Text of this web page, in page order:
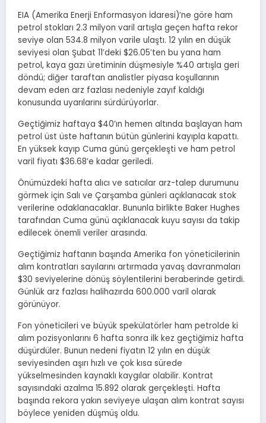
EIA (Amerika Enerji Enformasyon İdaresi)’ne göre ham
petrol stokları 2.3 milyon varil artışla geçen hafta rekor
seviye olan 534.8 milyon varile ulaştı. 12 yılın en düşük
seviyesi olan Şubat 11’deki $26.05’ten bu yana ham
petrol, kaya gazı üretiminin düşmesiyle %40 artışla geri
döndü; diğer taraftan analistler piyasa koşullarının
devam eden arz fazlası nedeniyle zayıf kaldığı
konusunda uyarılarını sürdürüyorlar.
Geçtiğimiz haftaya $40’ın hemen altında başlayan ham
petrol üst üste haftanın bütün günlerini kayıpla kapattı.
En yüksek kayıp Cuma günü gerçekleşti ve ham petrol
varil fiyatı $36.68’e kadar geriledi.
Önümüzdeki hafta alıcı ve satıcılar arz-talep durumunu
görmek için Salı ve Çarşamba günleri açıklanacak stok
verilerine odaklanacaklar. Bununla birlikte Baker Hughes
tarafından Cuma günü açıklanacak kuyu sayısı da takip
edilecek önemli veriler arasında.
Geçtiğimiz haftanın başında Amerika fon yöneticilerinin
alım kontratları sayılarını artırmada yavaş davranmaları
$30 seviyelerine dönüş söylentilerini beraberinde getirdi.
Günlük arz fazlası halihazırda 600.000 varil olarak
görünüyor.
Fon yöneticileri ve büyük spekülatörler ham petrolde ki
alım pozisyonlarını 6 hafta sonra ilk kez geçtiğimiz hafta
düşürdüler. Bunun nedeni fiyatın 12 yılın en düşük
seviyesinden aşırı hızlı ve çok kısa sürede
yükselmesinden kaynaklı kaygılar olabilir. Kontrat
sayısındaki azalma 15.892 olarak gerçekleşti. Hafta
başında rekora yakın seviyeye ulaşan alım kontrat sayısı
böylece yeniden düşmüş oldu.